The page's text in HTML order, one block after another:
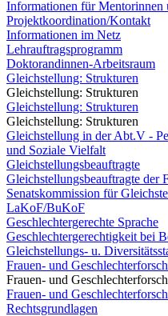
Informationen für Mentorinnen
Projektkoordination/Kontakt
Informationen im Netz
Lehrauftragsprogramm
Doktorandinnen-Arbeitsraum
Gleichstellung: Strukturen
Gleichstellung: Strukturen
Gleichstellung: Strukturen
Gleichstellung: Strukturen
Gleichstellung in der Abt.V -
und Soziale Vielfalt
Gleichstellungsbeauftragte
Gleichstellungsbeauftragte der
Senatskommission für
LaKoF/BuKoF
Geschlechtergerechte Sprache
Geschlechtergerechtigkeit bei
Gleichstellungs- u.
Frauen- und
Frauen- und
Frauen- und
Rechtsgrundlagen